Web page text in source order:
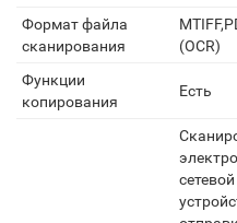
Формат файла
сканирования
(OCR)
Функции
копирования
Есть